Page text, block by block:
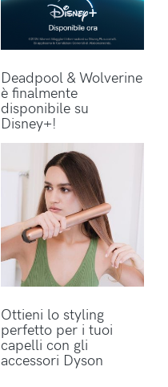
Deadpool & Wolverine
è finalmente
disponibile su
Disney+!
Ottieni lo styling
perfetto per i tuoi
capelli con gli
accessori Dyson